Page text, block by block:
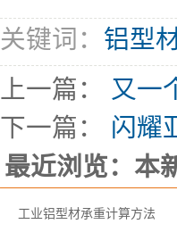
关键词： 铝型
上一篇： 又一
下一篇： 闪耀
最近浏览：本
工业铝型材承重计算方法